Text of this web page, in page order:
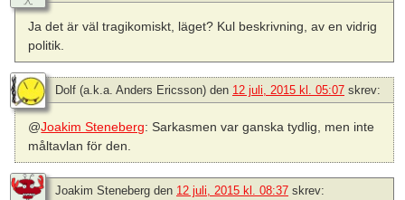
Ja det är väl tragikomiskt, läget? Kul beskrivning, av en vidrig
politik.
Dolf (a.k.a. Anders Ericsson) den 12 juli, 2015 kl. 05:07 skrev:
@Joakim Steneberg: Sarkasmen var ganska tydlig, men inte
måltavlan för den.
Joakim Steneberg den 12 juli, 2015 kl. 08:37 skrev: